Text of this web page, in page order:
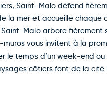
Saint-Malo défend
la mer et accueille chaque
Malo arbore fièrement
vous invitent à la
temps d’un week-end ou
côtiers font de la cité